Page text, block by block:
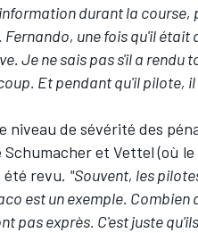
durant la course,
une fois qu'il était
Je ne sais pas s'il a rendu
Et pendant qu'il pilote,
de sévérité des
et Vettel (où
été revu. "Souvent, les
est un exemple.
pas exprès. C'est juste